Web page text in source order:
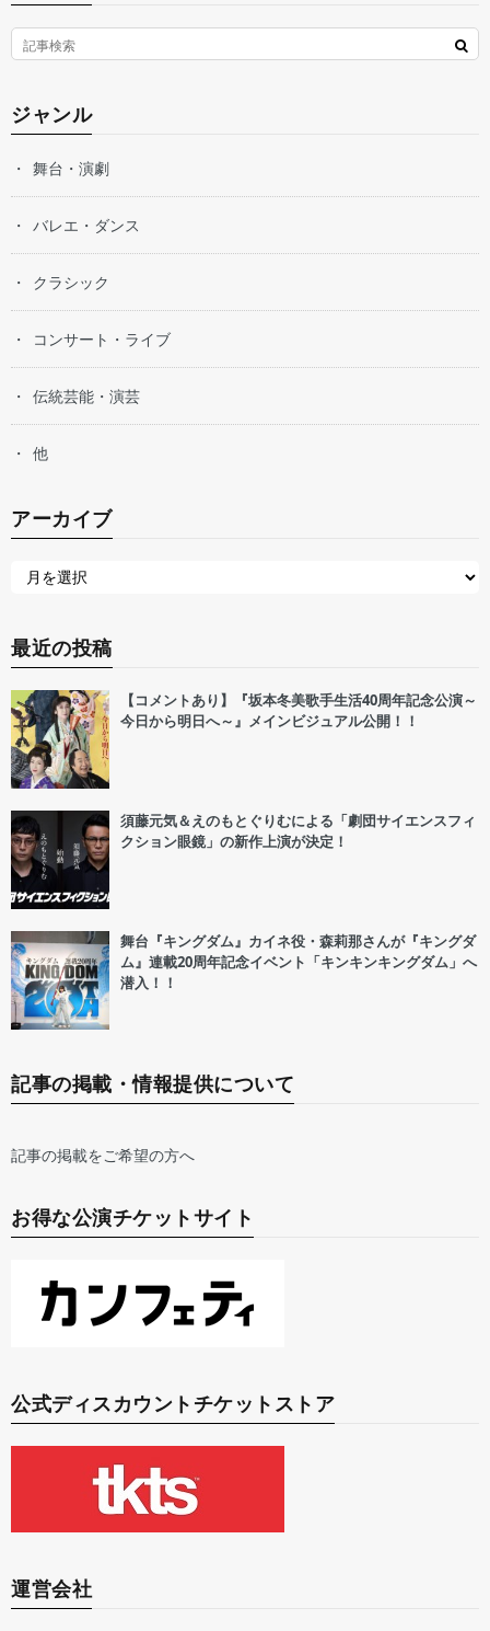
ジャンル
舞台・演劇
バレエ・ダンス
クラシック
コンサート・ライブ
伝統芸能・演芸
他
アーカイブ
最近の投稿
【コメントあり】『坂本冬美歌手生活40周年記念公演～
今日から明日へ～』メインビジュアル公開！！
須藤元気＆えのもとぐりむによる「劇団サイエンスフィ
クション眼鏡」の新作上演が決定！
舞台『キングダム』カイネ役・森莉那さんが『キングダ
ム』連載20周年記念イベント「キンキンキングダム」へ
潜入！！
記事の掲載・情報提供について
記事の掲載をご希望の方へ
お得な公演チケットサイト
公式ディスカウントチケットストア
運営会社